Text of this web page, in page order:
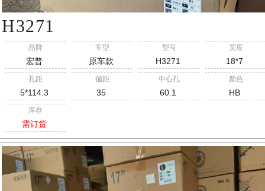
H3271
品牌
宏普
车型
原车款
型号
H3271
宽度
18*7
孔距
5*114.3
偏距
35
中心孔
60.1
颜色
HB
库存
需订货